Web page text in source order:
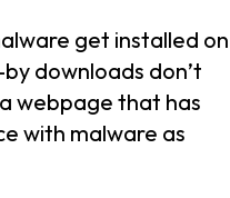
get installed on
downloads don’t
webpage that has
with malware as